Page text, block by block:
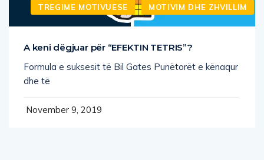
TREGIME MOTIVUESE MOTIVIM DHE ZHVILLIM
A keni dëgjuar për “EFEKTIN TETRIS”?
Formula e suksesit të Bil Gates Punëtorët e kënaqur
dhe të
November 9, 2019